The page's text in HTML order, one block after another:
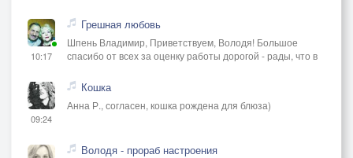
10:17
Грешная любовь
Шпень Владимир, Приветствуем, Володя! Большое
спасибо от всех за оценку работы дорогой - рады, что в
09:24
Кошка
Анна Р., согласен, кошка рождена для блюза)
Володя - прораб настроения